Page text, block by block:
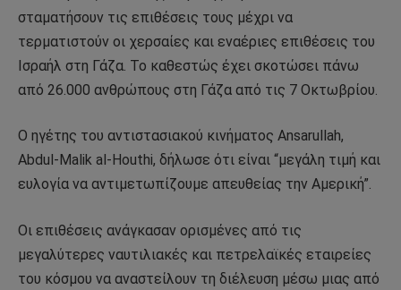
σταματήσουν τις επιθέσεις τους μέχρι να
τερματιστούν οι χερσαίες και εναέριες επιθέσεις του
Ισραήλ στη Γάζα. Το καθεστώς έχει σκοτώσει πάνω
από 26.000 ανθρώπους στη Γάζα από τις 7 Οκτωβρίου.
Ο ηγέτης του αντιστασιακού κινήματος Ansarullah,
Abdul-Malik al-Houthi, δήλωσε ότι είναι “μεγάλη τιμή και
ευλογία να αντιμετωπίζουμε απευθείας την Αμερική”.
Οι επιθέσεις ανάγκασαν ορισμένες από τις
μεγαλύτερες ναυτιλιακές και πετρελαϊκές εταιρείες
του κόσμου να αναστείλουν τη διέλευση μέσω μιας από